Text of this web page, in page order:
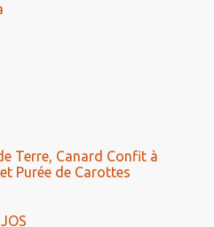
Terre, Canard Confit à
Purée de Carottes